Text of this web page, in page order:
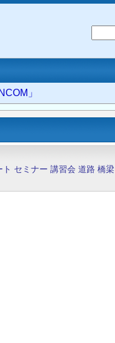
」
セミナー 講習会 道路 橋梁